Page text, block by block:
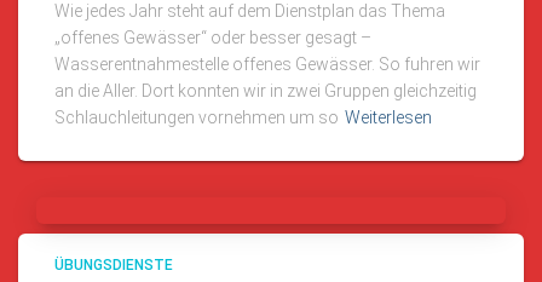
Wie jedes Jahr steht auf dem Dienstplan das Thema
„offenes Gewässer“ oder besser gesagt –
Wasserentnahmestelle offenes Gewässer. So fuhren wir
an die Aller. Dort konnten wir in zwei Gruppen gleichzeitig
Schlauchleitungen vornehmen um so Weiterlesen
ÜBUNGSDIENSTE